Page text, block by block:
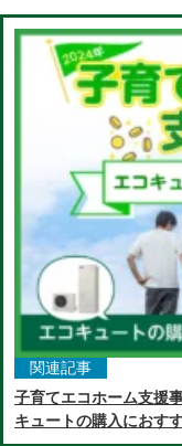
関連記事
子育てエコホーム支援
キュートの購入におす